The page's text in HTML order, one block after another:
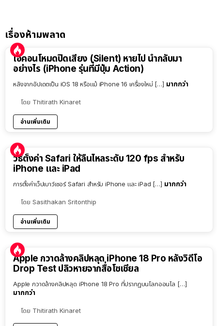
เรื่องห้ามพลาด
ไอคอนโหมดปิดเสียง (Silent) หายไป นำกลับมา
อย่างไร (iPhone รุ่นที่มีปุ่ม Action)
หลังจากอัปเดตเป็น iOS 18 หรือแม้ iPhone 16 เครื่องใหม่ […] มากกว่า
โดย Thitirath Kinaret
อ่านเพิ่มเติม
วิธีตั้งค่า Safari ให้ลื่นไหลระดับ 120 fps สำหรับ
iPhone และ iPad
การตั้งค่าเว็ปเบาว์เซอร์ Safari สำหรับ iPhone และ iPad […] มากกว่า
โดย Sasithakan Sritonthip
อ่านเพิ่มเติม
Apple กวาดล้างคลิปหลุด iPhone 18 Pro หลังวิดีโอ
Drop Test ปลิวหายจากสื่อโซเชียล
Apple กวาดล้างคลิปหลุด iPhone 18 Pro ที่ปรากฏบนโลกออนไล […]
มากกว่า
โดย Thitirath Kinaret